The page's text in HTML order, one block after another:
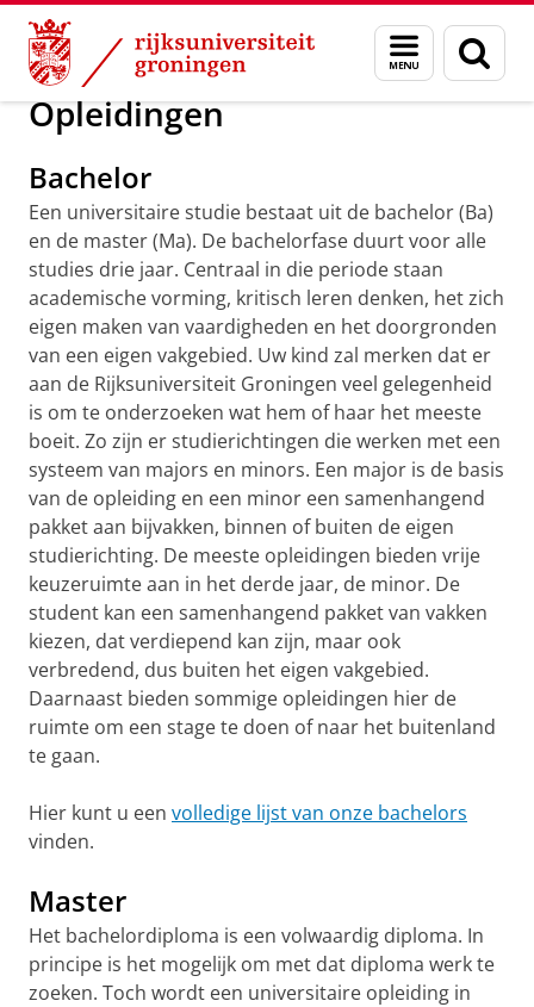
Skip
Content
Skip
Navigation
Menu
en
zoeken
Onderwijs Voor ouders
Opleidingen
Bachelor
Een universitaire studie bestaat uit de bachelor (Ba)
en de master (Ma). De bachelorfase duurt voor alle
studies drie jaar. Centraal in die periode staan
academische vorming, kritisch leren denken, het zich
eigen maken van vaardigheden en het doorgronden
van een eigen vakgebied. Uw kind zal merken dat er
aan de Rijksuniversiteit Groningen veel gelegenheid
is om te onderzoeken wat hem of haar het meeste
boeit. Zo zijn er studierichtingen die werken met een
systeem van majors en minors. Een major is de basis
van de opleiding en een minor een samenhangend
pakket aan bijvakken, binnen of buiten de eigen
studierichting. De meeste opleidingen bieden vrije
keuzeruimte aan in het derde jaar, de minor. De
student kan een samenhangend pakket van vakken
kiezen, dat verdiepend kan zijn, maar ook
verbredend, dus buiten het eigen vakgebied.
Daarnaast bieden sommige opleidingen hier de
ruimte om een stage te doen of naar het buitenland
te gaan.
Hier kunt u een volledige lijst van onze bachelors
vinden.
Master
Het bachelordiploma is een volwaardig diploma. In
principe is het mogelijk om met dat diploma werk te
zoeken. Toch wordt een universitaire opleiding in